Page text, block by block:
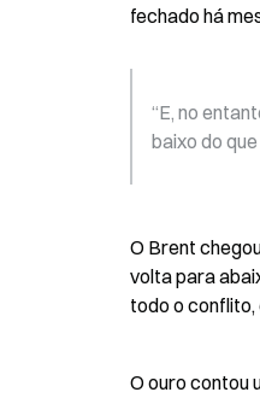
fechado há
“E, no
baixo do
O Brent
volta para
todo o
O ouro contou